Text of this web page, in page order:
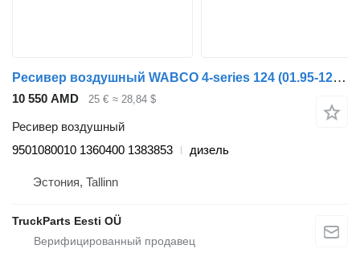
Ресивер воздушный WABCO 4-series 124 (01.95-12.04) 9501080010 для тягача Scania 4-series (1995-2006)
10 550 AMD 25 € ≈ 28,84 $
Ресивер воздушный
9501080010 1360400 1383853
дизель
Эстония, Tallinn
TruckParts Eesti OÜ